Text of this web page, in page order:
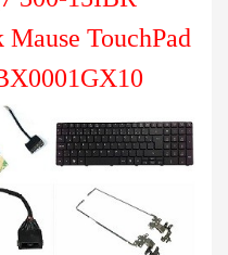
TouchPad